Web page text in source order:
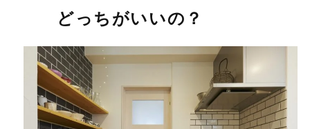
どっちがいいの？